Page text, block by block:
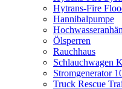
Hytrans-Fire
Hannibalpumpe
Ölsperren
Rauchhaus
Schlauchwagen
Stromgenerator
Truck Rescue